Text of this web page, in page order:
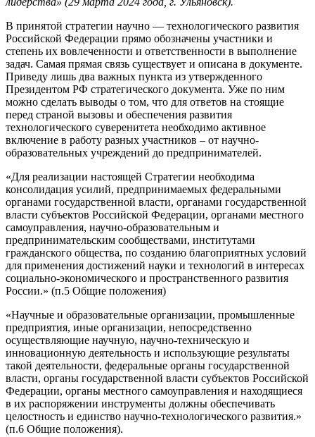
В принятой стратегии научно — технологического развития
Российской Федерации прямо обозначены участники и
степень их вовлеченности и ответственности в выполнение
задач. Самая прямая связь существует и описана в документе.
Приведу лишь два важных пункта из утвержденного
Президентом РФ стратегического документа. Уже по ним
можно сделать выводы о том, что для ответов на стоящие
перед страной вызовы и обеспечения развития
технологического суверенитета необходимо активное
включение в работу разных участников – от научно-
образовательных учреждений до предпринимателей.
«Для реализации настоящей Стратегии необходима
консолидация усилий, предпринимаемых федеральными
органами государственной власти, органами государственной
власти субъектов Российской Федерации, органами местного
самоуправления, научно-образовательным и
предпринимательским сообществами, институтами
гражданского общества, по созданию благоприятных условий
для применения достижений науки и технологий в интересах
социально-экономического и пространственного развития
России.» (п.5 Общие положения)
«Научные и образовательные организации, промышленные
предприятия, иные организации, непосредственно
осуществляющие научную, научно-техническую и
инновационную деятельность и использующие результаты
такой деятельности, федеральные органы государственной
власти, органы государственной власти субъектов Российской
Федерации, органы местного самоуправления и находящиеся
в их распоряжении инструменты должны обеспечивать
целостность и единство научно-технологического развития.»
(п.6 Общие положения).